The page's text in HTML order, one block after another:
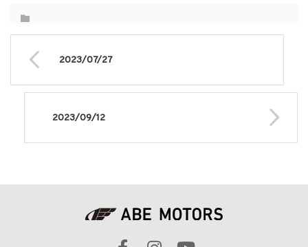
2023/07/27
2023/09/12